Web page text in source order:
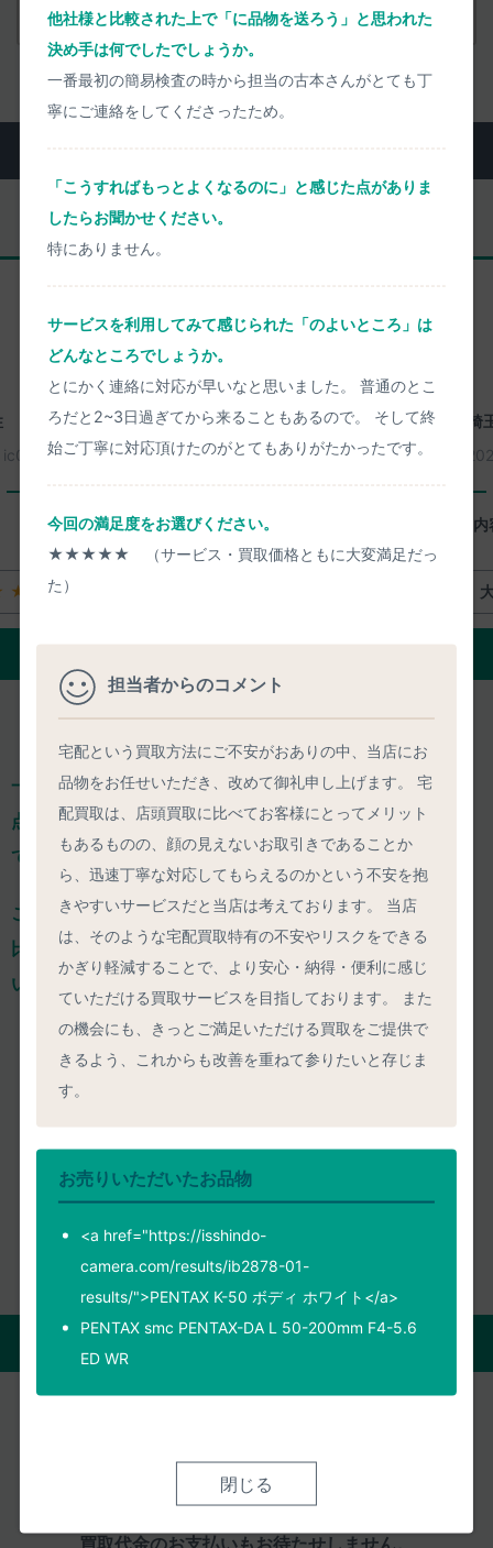
他社様と比較された上で「に品物を送ろう」と思われた
決め手は何でしたでしょうか。
一番最初の簡易検査の時から担当の古本さんがとても丁
寧にご連絡をしてくださったため。
「こうすればもっとよくなるのに」と感じた点がありま
したらお聞かせください。
特にありません。
サービスを利用してみて感じられた「のよいところ」は
どんなところでしょうか。
とにかく連絡に対応が早いなと思いました。 普通のとこ
ろだと2~3日過ぎてから来ることもあるので。 そして終
始ご丁寧に対応頂けたのがとてもありがたかったです。
今回の満足度をお選びください。
★★★★★ （サービス・買取価格ともに大変満足だっ
た）
担当者からのコメント
宅配という買取方法にご不安がおありの中、当店にお
品物をお任せいただき、改めて御礼申し上げます。 宅
配買取は、店頭買取に比べてお客様にとってメリット
もあるものの、顔の見えないお取引きであることか
ら、迅速丁寧な対応してもらえるのかという不安を抱
きやすいサービスだと当店は考えております。 当店
は、そのような宅配買取特有の不安やリスクをできる
かぎり軽減することで、より安心・納得・便利に感じ
ていただける買取サービスを目指しております。 また
の機会にも、きっとご満足いただける買取をご提供で
きるよう、これからも改善を重ねて参りたいと存じま
す。
お売りいただいたお品物
<a href="https://isshindo-
camera.com/results/ib2878-01-
results/">PENTAX K-50 ボディ ホワイト</a>
PENTAX smc PENTAX-DA L 50-200mm F4-5.6
ED WR
閉じる
査定依頼
ic0221
愛知県名古屋市天白区 30歳代 男性
2026年08月08日
買取番号：ic0249
査定などの素早さ。
埼
査定
一心堂は、減額ありきの「買取上限価格」を掲載せず、
点一点、きちんと事前査定し、正確な査定価格をご案内し
ております。
ご依頼のひと手間はおかけするのですが、確かな価格での
比較検討や気軽な相談ができるからこそ、 納得してお任せ
いただけ、高い満足度につながっております。
皆様の満足度 4.85 /5.00
2026年08月08日までのご評価1551件の平均値
自宅にいながら買取がすべて完了。
買取代金のお支払いもお待たせしません。